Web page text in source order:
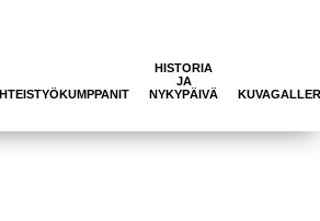
HISTORIA
JA
NYKYPÄIVÄ